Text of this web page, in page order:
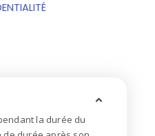
la durée du